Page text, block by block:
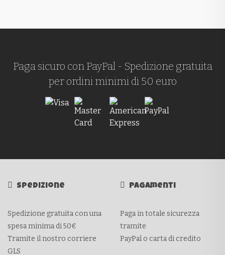
Paga sicuro con PayPal - Spedizione gratuita
per ordini minimi di 50 euro
Spedizione
Spedizione gratuita con una
spesa minima di 50€
Tramite il nostro corriere
GLS
Pagamenti
Paga in totale sicurezza
tramite
PayPal o carta di credito